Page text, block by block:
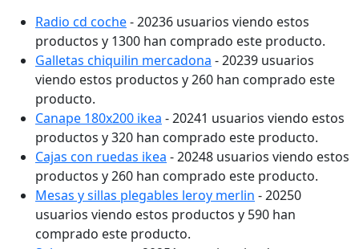
Radio cd coche- 20236 usuarios viendo estos
productos y 1300 han comprado este producto.
Galletas chiquilin mercadona - 20239 usuarios
viendo estos productos y 260 han comprado este
producto.
Canape 180x200 ikea - 20241 usuarios viendo estos
productos y 320 han comprado este producto.
Cajas con ruedas ikea - 20248 usuarios viendo estos
productos y 260 han comprado este producto.
Mesas y sillas plegables leroy merlin - 20250
usuarios viendo estos productos y 590 han
comprado este producto.